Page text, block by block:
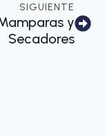
SIGUIENTE
y
Secadores